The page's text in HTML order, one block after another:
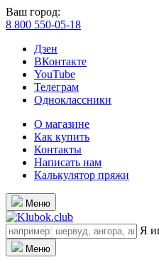
Ваш город:
8 800 550-05-18
Дзен
ВКонтакте
YouTube
Телеграм
Одноклассники
О магазине
Как купить
Контакты
Написать нам
Калькулятор пряжи
Меню
Я
Меню